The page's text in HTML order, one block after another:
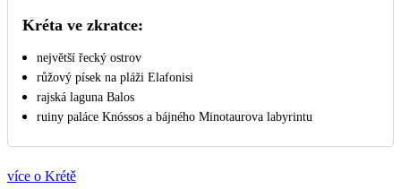
Kréta ve zkratce:
největší řecký ostrov
růžový písek na pláži Elafonisi
rajská laguna Balos
ruiny paláce Knóssos a bájného Minotaurova labyrintu
více o Krétě